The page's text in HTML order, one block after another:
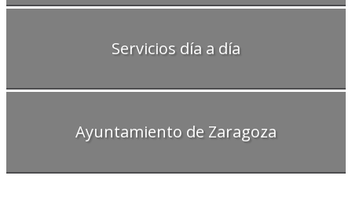
Servicios día a día
Ayuntamiento de Zaragoza